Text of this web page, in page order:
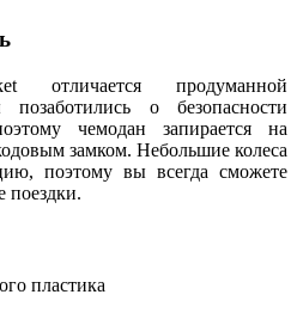
отличается продуманной
позаботились о безопасности
чемодан запирается на
замком. Небольшие колеса
поэтому вы всегда сможете
поездки.
пластика